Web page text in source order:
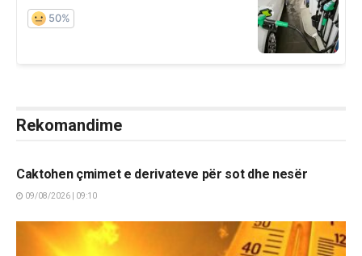
Rekomandime
Caktohen çmimet e derivateve për sot dhe nesër
09/08/2026 | 09:10